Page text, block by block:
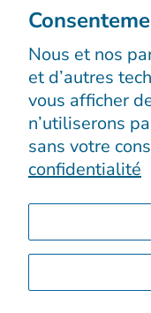
Nous et nos
et d’autres
vous afficher
n’utiliserons
sans votre
confidentialité